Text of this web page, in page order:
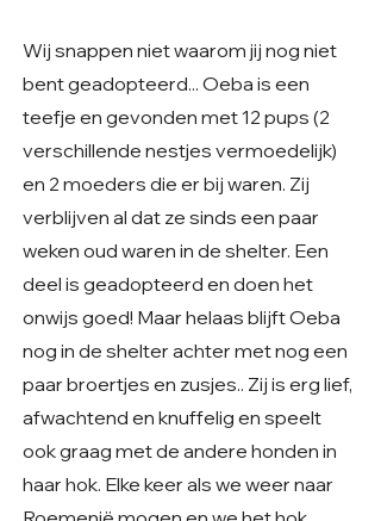
Wij snappen niet waarom jij nog niet
bent geadopteerd... Oeba is een
teefje en gevonden met 12 pups (2
verschillende nestjes vermoedelijk)
en 2 moeders die er bij waren. Zij
verblijven al dat ze sinds een paar
weken oud waren in de shelter. Een
deel is geadopteerd en doen het
onwijs goed! Maar helaas blijft Oeba
nog in de shelter achter met nog een
paar broertjes en zusjes.. Zij is erg lief,
afwachtend en knuffelig en speelt
ook graag met de andere honden in
haar hok. Elke keer als we weer naar